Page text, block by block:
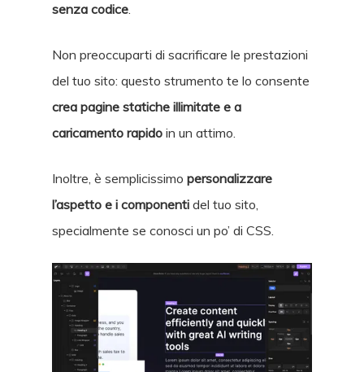
senza codice.
Non preoccuparti di sacrificare le prestazioni
del tuo sito: questo strumento te lo consente
crea pagine statiche illimitate e a
caricamento rapido in un attimo.
Inoltre, è semplicissimo personalizzare
l’aspetto e i componenti del tuo sito,
specialmente se conosci un po’ di CSS.